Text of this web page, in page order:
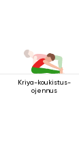
Kriya-koukistus-
ojennus